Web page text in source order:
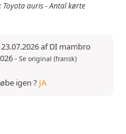
Toyota auris - Antal kørte
af DI mambro
- Se original (fransk)
igen ? JA